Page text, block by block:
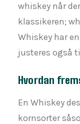
whiskey når
klassikeren;
Whiskey har
justeres også
Hvordan
En Whiskey
kornsorter